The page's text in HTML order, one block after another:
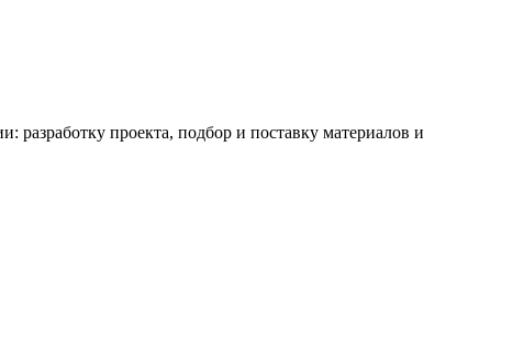
разработку проекта, подбор и поставку материалов и